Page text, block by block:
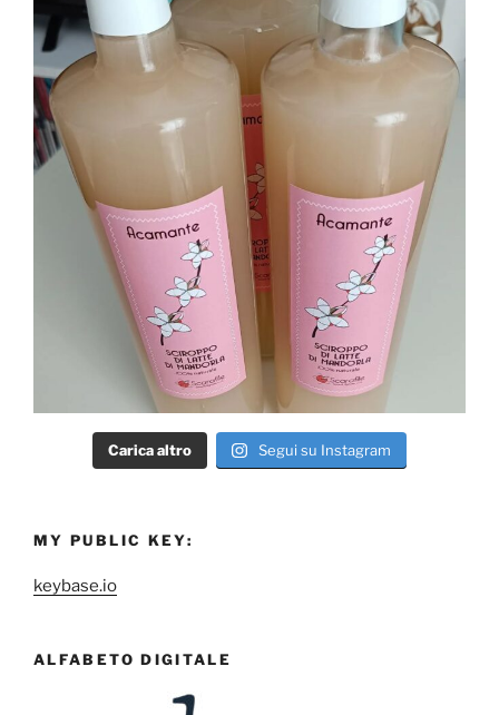
Carica altro Segui su Instagram
MY PUBLIC KEY:
keybase.io
ALFABETO DIGITALE